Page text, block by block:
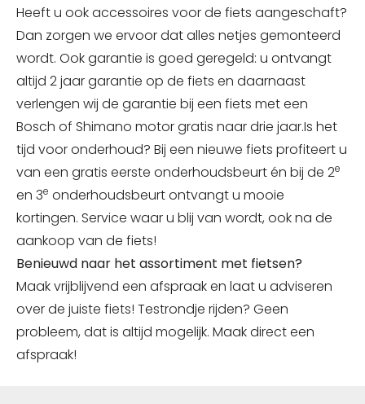
Heeft u ook accessoires voor de fiets aangeschaft?
Dan zorgen we ervoor dat alles netjes gemonteerd
wordt. Ook garantie is goed geregeld: u ontvangt
altijd 2 jaar garantie op de fiets en daarnaast
verlengen wij de garantie bij een fiets met een
Bosch of Shimano motor gratis naar drie jaar.Is het
tijd voor onderhoud? Bij een nieuwe fiets profiteert u
van een gratis eerste onderhoudsbeurt én bij de 2e
en 3e onderhoudsbeurt ontvangt u mooie
kortingen. Service waar u blij van wordt, ook na de
aankoop van de fiets!
Benieuwd naar het assortiment met fietsen?
Maak vrijblijvend een afspraak en laat u adviseren
over de juiste fiets! Testrondje rijden? Geen
probleem, dat is altijd mogelijk. Maak direct een
afspraak!